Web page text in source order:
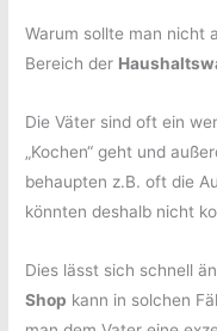
Warum sollte man nicht
Bereich der
Die Väter sind oft ein
„Kochen“ geht und
behaupten z.B. oft die
könnten deshalb nicht
Dies lässt sich schnell
Shop kann in solchen